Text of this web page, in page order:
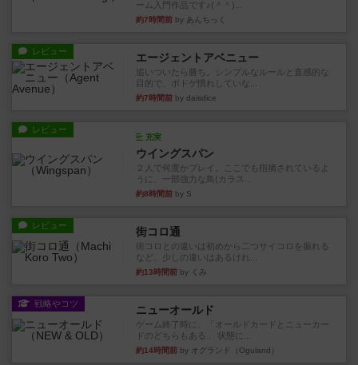
ーム入門作品です♪(＾＾)...
約7時間前 by あんちっく
レビュー エージェントアベニュー
追いついたら勝ち。シンプルなルールと直感的な
目的で、ボドゲ慣れしていな...
約7時間前 by daisdice
レビュー
充実
ウイングスパン
２人で何度かプレイ。ここでも指摘されているよ
うに、一部強力な鳥(カラス...
約8時間前 by S
レビュー 街コロ通
街コロとの違いは初めから二つサイコロを振れる
など、少しの違いはあるけれ...
約13時間前 by くみ
戦略やコツ ニューオールド
ゲーム終了時に、「オールドカードとニューカー
ドのどちらもある」 状態に...
約14時間前 by オグランド（Oguland）